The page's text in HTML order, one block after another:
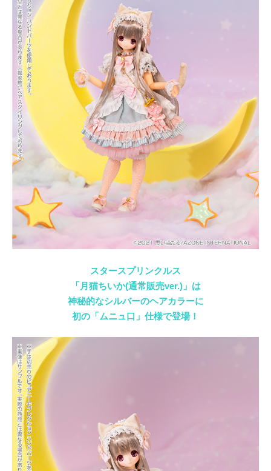
スタースプリンクルス
「月猫ちいか(通常販売ver.)」は
神秘的なシルバーのヘアカラーに
初の「ムニュ口」仕様で登場！